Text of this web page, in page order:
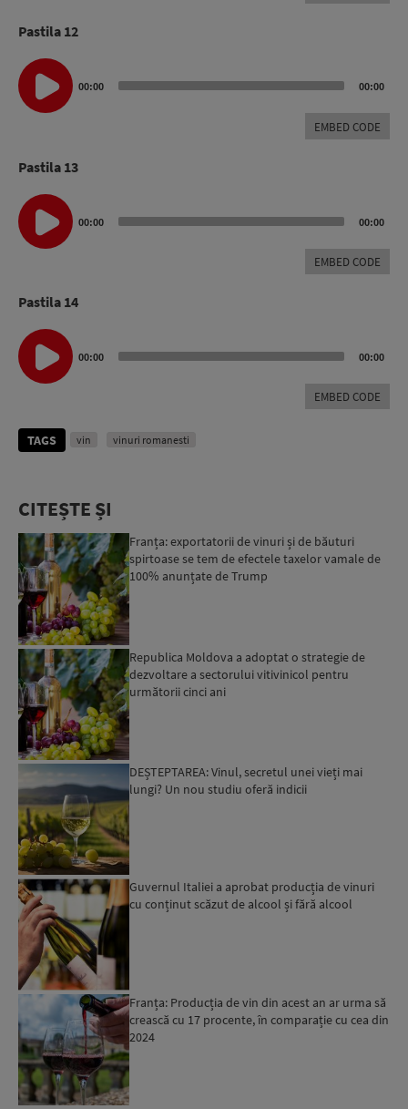
Pastila 12
Audio
Player
00:00 00:00
EMBED CODE
Pastila 13
Audio
Player
00:00 00:00
EMBED CODE
Pastila 14
Audio
Player
00:00 00:00
EMBED CODE
TAGS vin vinuri romanesti
CITEȘTE ȘI
Franța: exportatorii de vinuri și de băuturi
spirtoase se tem de efectele taxelor vamale de
100% anunțate de Trump
Republica Moldova a adoptat o strategie de
dezvoltare a sectorului vitivinicol pentru
următorii cinci ani
DEȘTEPTAREA: Vinul, secretul unei vieți mai
lungi? Un nou studiu oferă indicii
Guvernul Italiei a aprobat producția de vinuri
cu conținut scăzut de alcool și fără alcool
Franța: Producția de vin din acest an ar urma să
crească cu 17 procente, în comparație cu cea din
2024